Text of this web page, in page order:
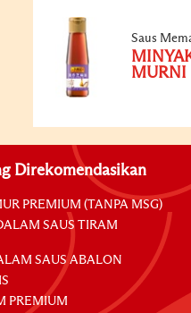
Saus
MURNI
Direkomendasikan
PREMIUM (TANPA MSG)
SAUS TIRAM
SAUS ABALON
PREMIUM